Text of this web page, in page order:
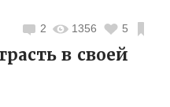
2 1356 5
в своей